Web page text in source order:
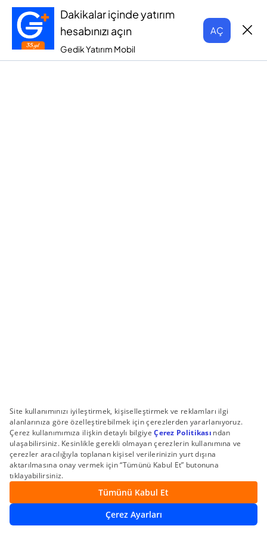
Dakikalar içinde yatırım
hesabınızı açın
Gedik Yatırım Mobil
AÇ